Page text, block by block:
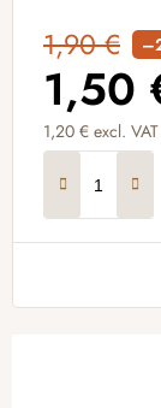
1,90 €
1,50
1,20 € excl. VAT